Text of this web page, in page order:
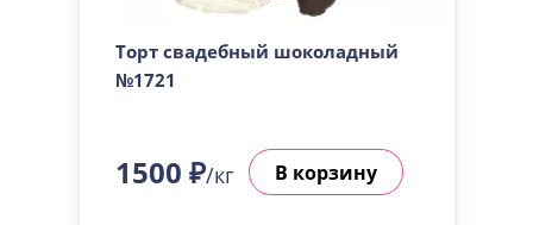
Торт свадебный шоколадный
№1721
1500 ₽/кг В корзину